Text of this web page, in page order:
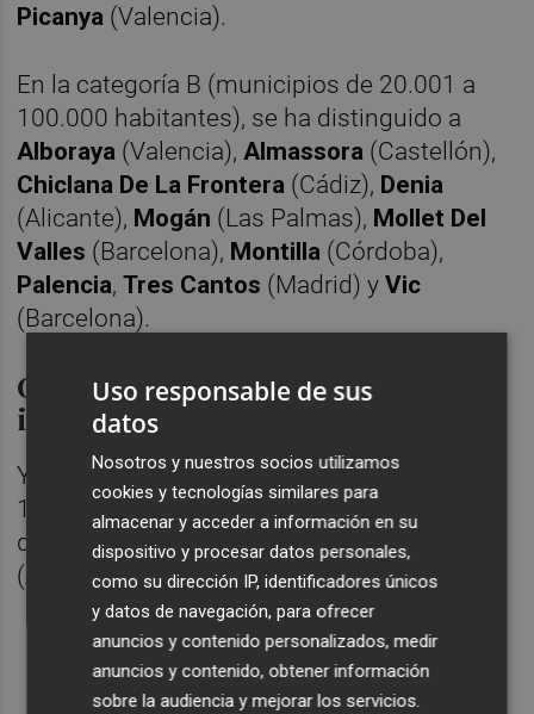
Picanya (Valencia).
En la categoría B (municipios de 20.001 a
100.000 habitantes), se ha distinguido a
Alboraya (Valencia),Almassora (Castellón),
Chiclana De La Frontera (Cádiz), Denia
(Alicante), Mogán (Las Palmas), Mollet Del
Valles (Barcelona), Montilla (Córdoba),
Palencia,Tres Cantos (Madrid) yVic
(Barcelona).
Ciudades distinguidas por
innovación
Y en la categoría C (municipios de más de
100.000 habitantes), se concede la
distinción aAlicante,Córdoba,Elche
(Alicante) yTorrevieja (Alicante).
Uso responsable de sus
datos
Nosotros y nuestros socios utilizamos
cookies y tecnologías similares para
almacenar y acceder a información en su
dispositivo y procesar datos personales,
como su dirección IP, identificadores únicos
y datos de navegación, para ofrecer
anuncios y contenido personalizados, medir
anuncios y contenido, obtener información
sobre la audiencia y mejorar los servicios.